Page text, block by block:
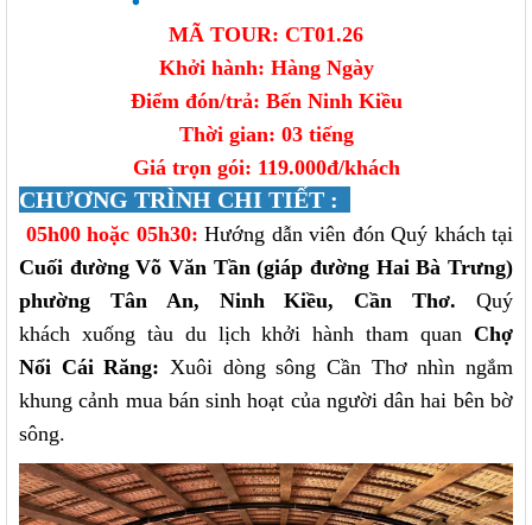
MÃ TOUR: CT01.26
Khởi hành: Hàng Ngày
Điểm đón/trả: Bến Ninh Kiều
Thời gian: 03 tiếng
Giá trọn gói: 119.000đ/khách
CHƯƠNG TRÌNH CHI TIẾT :
05h00 hoặc 05h30: Hướng dẫn viên đón Quý khách tại
Cuối đường Võ Văn Tần (giáp đường Hai Bà Trưng)
phường Tân An, Ninh Kiều, Cần Thơ. Quý
khách xuống tàu du lịch khởi hành tham quan Chợ
Nổi Cái Răng: Xuôi dòng sông Cần Thơ nhìn ngắm
khung cảnh mua bán sinh hoạt của người dân hai bên bờ
sông.